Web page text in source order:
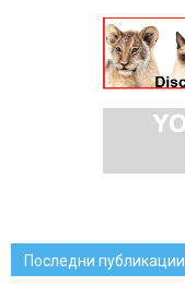
Последни публикации